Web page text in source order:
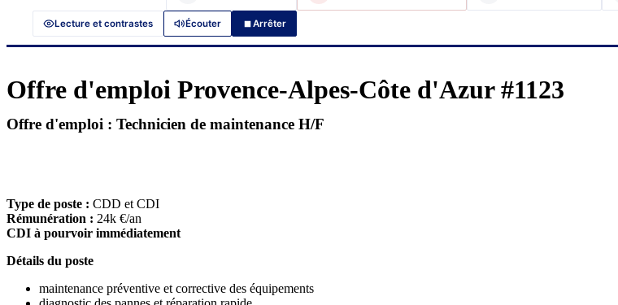
Lecture et contrastes Écouter Arrêter
Offre d'emploi Provence-Alpes-Côte d'Azur #1123
Offre d'emploi : Technicien de maintenance H/F
Type de poste : CDD et CDI
Rémunération : 24k €/an
CDI à pourvoir immédiatement
Détails du poste
maintenance préventive et corrective des équipements